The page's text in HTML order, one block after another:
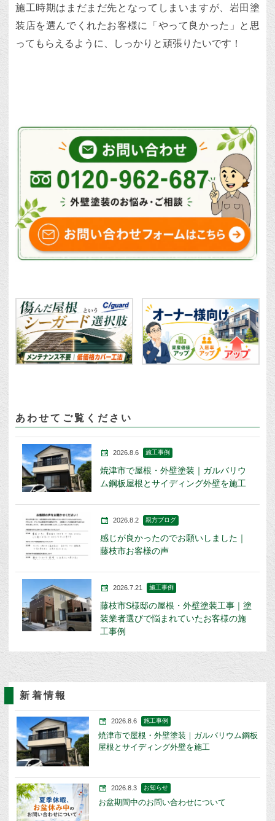
施工時期はまだまだ先となってしまいますが、岩田塗
装店を選んでくれたお客様に「やって良かった」と思
ってもらえるように、しっかりと頑張りたいです！
あわせてご覧ください
2026.8.6 施工事例
焼津市で屋根・外壁塗装｜ガルバリウ
ム鋼板屋根とサイディング外壁を施工
2026.8.2 親方ブログ
感じが良かったのでお願いしました｜
藤枝市お客様の声
2026.7.21 施工事例
藤枝市S様邸の屋根・外壁塗装工事｜塗
装業者選びで悩まれていたお客様の施
工事例
新着情報
2026.8.6 施工事例
焼津市で屋根・外壁塗装｜ガルバリウム鋼板
屋根とサイディング外壁を施工
2026.8.3 お知らせ
お盆期間中のお問い合わせについて